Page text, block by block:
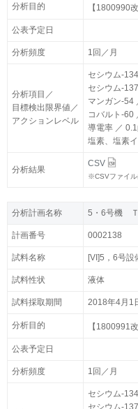
分析目的 【1800990
公表予定日
分析頻度 1回／月
分析項目／
目標検出限界値／
アクションレベル
セシウム-
セシウム-
マンガン-54
コバルト-60
導電率 ／
塩素、塩素
分析結果
CSV
※CSVファイ
分析目的 【1800990
公表予定日
分析頻度 1回／月
分析項目／
目標検出限界値／
アクションレベル
セシウム-
セシウム-
マンガン-54
コバルト-60
導電率 ／
塩素、塩素
分析結果
CSV
※CSVファイ
分析計画名称 5・6号機 Ｔ
計画番号 0002138
試料名称 [VI]5，6号
試料性状 液体
試料採取期間 2018年4月1
分析目的 【1800991
公表予定日
分析頻度 1回／月
セシウム-
セシウム-
分析計画名称 5・6号機 Ｔ
計画番号 0002138
試料名称 [VI]5，6号
試料性状 液体
試料採取期間 2018年4月1
分析目的 【1800991
公表予定日
分析頻度 1回／月
セシウム-
セシウム-